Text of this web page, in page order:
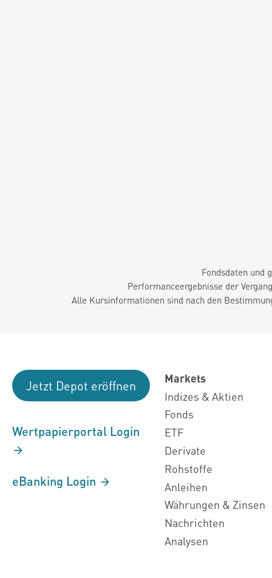
Fondsdaten und
Performanceergebnisse der
Alle Kursinformationen sind nach den
Jetzt Depot eröffnen
Wertpapierportal Login
eBanking Login
Markets
Indizes & Aktien
Fonds
ETF
Derivate
Rohstoffe
Anleihen
Währungen & Zinsen
Nachrichten
Analysen